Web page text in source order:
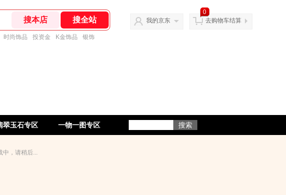
时尚饰品 投资金 K金饰品 银饰
我的京东
0
去购物车结算
翠玉石专区 一物一图专区
中，请稍后...